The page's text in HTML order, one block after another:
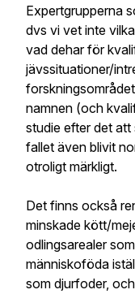
Expertgrupperna
dvs vi vet inte
vad dehar för
jävssituationer/
namnen (och
studie efter det
fallet även blivit
otroligt märkligt.
Det finns också
minskade kött/
odlingsarealer
människoföda
som djurfoder,